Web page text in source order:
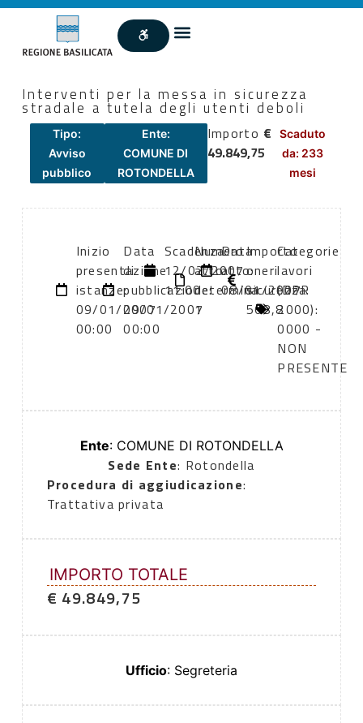
Interventi per la messa in sicurezza
stradale a tutela degli utenti deboli
Tipo:
Avviso
pubblico
Ente:
COMUNE DI
ROTONDELLA
Importo €
49.849,75
Scaduto
da: 233
mesi
Inizio
presentazione
istanze:
09/01/2007
00:00
Data
di
pubblicazione:
09/01/2007
00:00
Scadenza:
12/02/2007
11:00
Numero
atto:
determina
1
Data
atto:
08/01/2007
Importo
oneri
sicurezza:
568,8
Categorie
lavori
(DPR
2000):
0000 -
NON
PRESENTE
Ente: COMUNE DI ROTONDELLA
Sede Ente: Rotondella
Procedura di aggiudicazione:
Trattativa privata
IMPORTO TOTALE
€ 49.849,75
Ufficio: Segreteria